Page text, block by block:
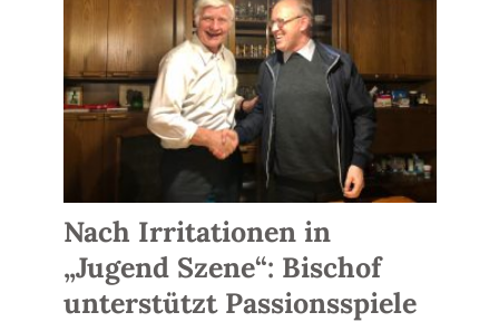
Nach Irritationen in
„Jugend Szene“: Bischof
unterstützt Passionsspiele